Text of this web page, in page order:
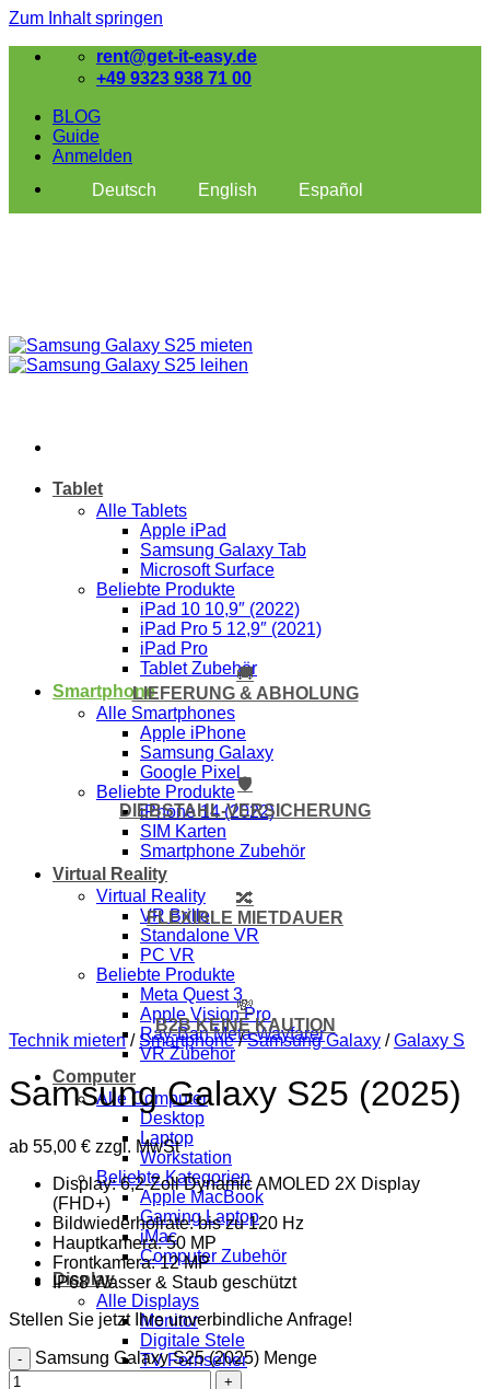
Zum Inhalt springen
rent@get-it-easy.de
+49 9323 938 71 00
BLOG
Guide
Anmelden
Deutsch
English Español
Tablet
Alle Tablets
Apple iPad
Samsung Galaxy Tab
Microsoft Surface
Beliebte Produkte
iPad 10 10,9″ (2022)
iPad Pro 5 12,9″ (2021)
iPad Pro
Tablet Zubehör
Smartphone
Alle Smartphones
Apple iPhone
Samsung Galaxy
Google Pixel
Beliebte Produkte
iPhone 14 (2022)
SIM Karten
Smartphone Zubehör
Virtual Reality
Virtual Reality
VR Brille
Standalone VR
PC VR
Beliebte Produkte
Meta Quest 3
Apple Vision Pro
Ray-Ban Meta Wayfarer
VR Zubehör
Computer
Alle Computer
Desktop
Laptop
Workstation
Beliebte Kategorien
Apple MacBook
Gaming Laptop
iMac
Computer Zubehör
Display
Alle Displays
Monitor
Digitale Stele
TV Fernseher
🚚
LIEFERUNG & ABHOLUNG
🛡️
DIEBSTAHL-VERSICHERUNG
🔀
FLEXIBLE MIETDAUER
💸
B2B KEINE KAUTION
Technik mieten / Smartphone / Samsung Galaxy / Galaxy S
Samsung Galaxy S25 (2025)
ab 55,00 € zzgl. MwSt
Display: 6,2-Zoll Dynamic AMOLED 2X Display
(FHD+)
Bildwiederholrate: bis zu 120 Hz
Hauptkamera: 50 MP
Frontkamera: 12 MP
IP68 Wasser & Staub geschützt
Stellen Sie jetzt Ihre unverbindliche Anfrage!
Samsung Galaxy S25 (2025) Menge